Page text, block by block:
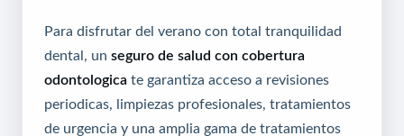
Para disfrutar del verano con total tranquilidad
dental, un seguro de salud con cobertura
odontologica te garantiza acceso a revisiones
periodicas, limpiezas profesionales, tratamientos
de urgencia y una amplia gama de tratamientos